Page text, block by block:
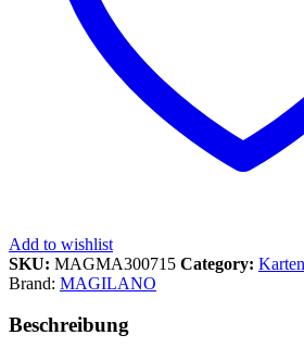
Add to wishlist
SKU: MAGMA300715 Category:
Brand: MAGILANO
Beschreibung